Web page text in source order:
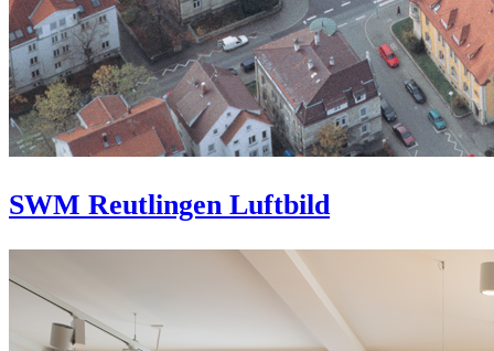
SWM Reutlingen Luftbild